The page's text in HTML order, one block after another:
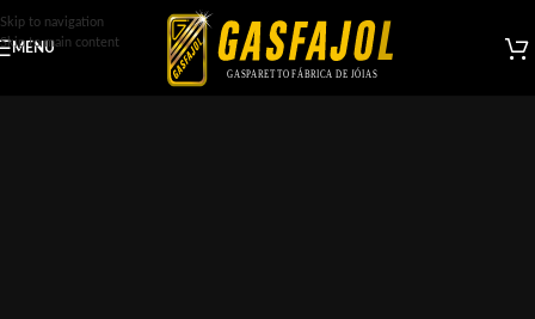
Skip to navigation
Skip to main content
MENU